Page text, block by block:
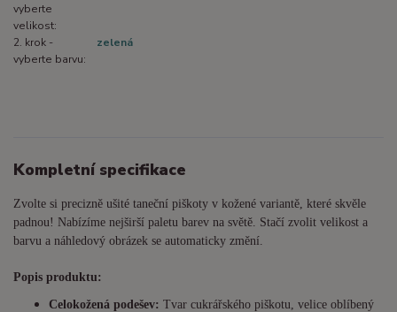
vyberte
velikost:
2. krok -
vyberte barvu:
zelená
Kompletní specifikace
Zvolte si precizně ušité taneční piškoty v kožené variantě, které skvěle
padnou! Nabízíme nejširší paletu barev na světě. Stačí zvolit velikost a
barvu a náhledový obrázek se automaticky změní.
Popis produktu:
Celokožená podešev: Tvar cukrářského piškotu, velice oblíbený